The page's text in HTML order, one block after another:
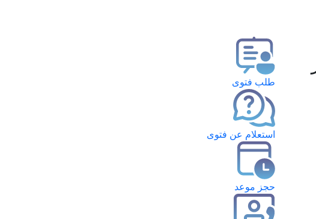
طلب فتوى
استعلام عن فتوى
حجز موعد